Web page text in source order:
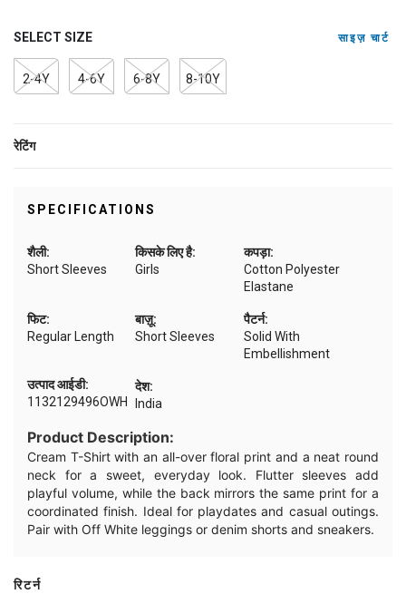
SELECT SIZE साइज़ चार्ट
2-4Y 4-6Y 6-8Y 8-10Y
रेटिंग
SPECIFICATIONS
शैली:
Short Sleeves
किसके लिए है:
Girls
कपड़ा:
Cotton Polyester
Elastane
फिट:
Regular Length
बाज़ू:
Short Sleeves
पैटर्न:
Solid With
Embellishment
देश:
India
उत्पाद आईडी:
1132129496OWH
Product Description:
Cream T-Shirt with an all-over floral print and a neat round
neck for a sweet, everyday look. Flutter sleeves add
playful volume, while the back mirrors the same print for a
coordinated finish. Ideal for playdates and casual outings.
Pair with Off White leggings or denim shorts and sneakers.
रिटर्न